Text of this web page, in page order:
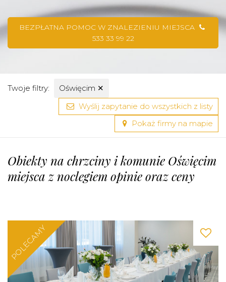
BEZPŁATNA POMOC W ZNALEZIENIU MIEJSCA
533 33 99 22
Twoje filtry: Oświęcim ✕
Wyślij zapytanie do wszystkich z listy
Pokaż firmy na mapie
Obiekty na chrzciny i komunie Oświęcim
miejsca z noclegiem opinie oraz ceny
POLECAMY